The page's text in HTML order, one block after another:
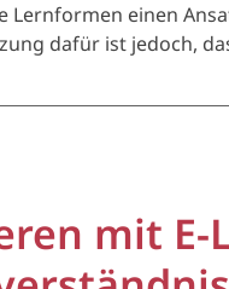
einen
dafür ist jedoch,
mit